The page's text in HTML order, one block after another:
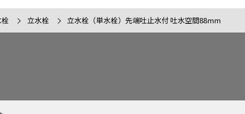
販売終了品を除く 節湯水栓製品だけを表示
立水栓 立水栓（単水栓）先端吐止水付 吐水空間88mm